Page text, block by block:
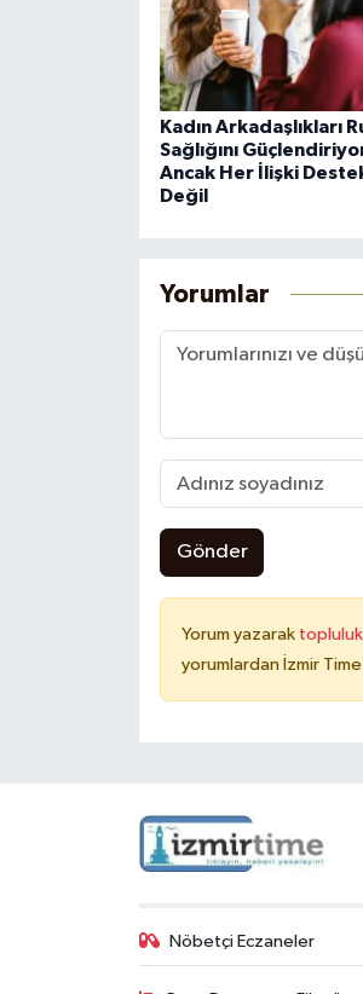
Kadın Arkadaşlıkları
Sağlığını
Ancak Her İlişki
Değil
Yorumlar
Gönder
Yorum yazarak topluluk
yorumlardan İzmir
Nöbetçi Eczaneler